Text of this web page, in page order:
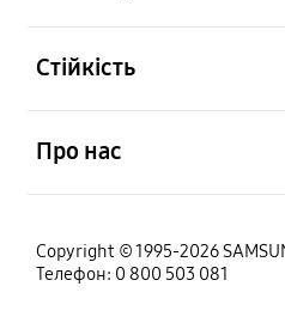
Стійкість
Про нас
Copyright © 1995-2026
Телефон: 0 800 503 081